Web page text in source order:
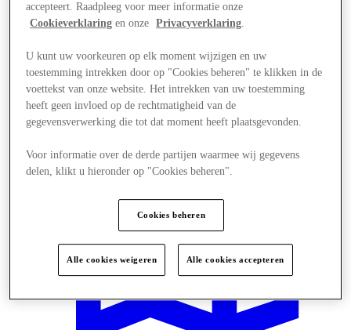
Aanbiedingen
accepteert. Raadpleeg voor meer informatie onze
Cookieverklaring en onze Privacyverklaring.
U kunt uw voorkeuren op elk moment wijzigen en uw
toestemming intrekken door op "Cookies beheren" te klikken in de
voettekst van onze website. Het intrekken van uw toestemming
heeft geen invloed op de rechtmatigheid van de
gegevensverwerking die tot dat moment heeft plaatsgevonden.
Voor informatie over de derde partijen waarmee wij gegevens
delen, klikt u hieronder op "Cookies beheren".
Cookies beheren
Alle cookies weigeren Alle cookies accepteren